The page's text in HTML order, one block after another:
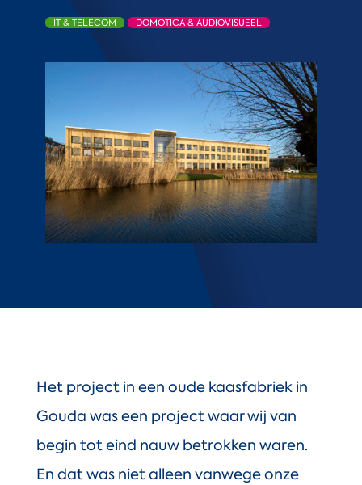
IT & TELECOM DOMOTICA & AUDIOVISUEEL
Het project in een oude kaasfabriek in
Gouda was een project waar wij van
begin tot eind nauw betrokken waren.
En dat was niet alleen vanwege onze